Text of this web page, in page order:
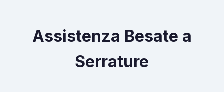
Assistenza Besate a
Serrature